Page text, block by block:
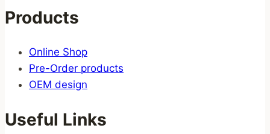
Products
Online Shop
Pre-Order products
OEM design
Useful Links